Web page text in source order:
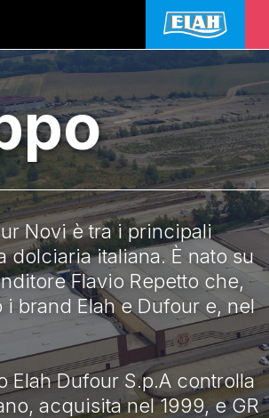
Novi è tra i principali
dolciaria italiana. È nato su
Flavio Repetto che,
i brand Elah e Dufour e, nel
Elah Dufour S.p.A controlla
acquisita nel 1999, e GR